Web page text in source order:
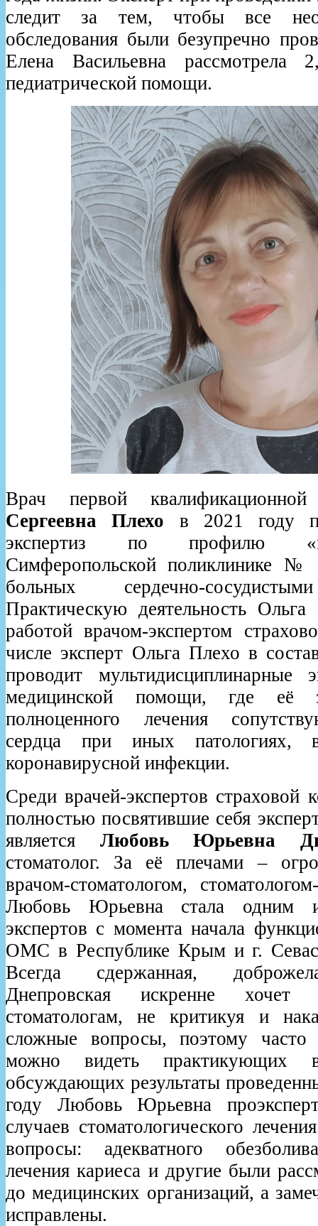
следит за тем, чтобы все
обследования были безупречно
Елена Васильевна рассмотрела
педиатрической помощи.
Врач первой
Сергеевна Плехо в 2021 году
экспертиз по профилю
Симферопольской поликлинике
больных сердечно-
Практическую деятельность
работой врачом-экспертом
числе эксперт Ольга Плехо в
проводит мультидисциплинарные
медицинской помощи, где её
полноценного лечения
сердца при иных
коронавирусной инфекции.
Среди врачей-экспертов страховой
полностью посвятившие себя
является Любовь Юрьевна
стоматолог. За её плечами –
врачом-стоматологом,
Любовь Юрьевна стала одним
экспертов с момента начала
ОМС в Республике Крым и г.
Всегда сдержанная,
Днепровская искренне хочет
стоматологам, не критикуя и
сложные вопросы, поэтому часто
можно видеть практикующих
обсуждающих результаты
году Любовь Юрьевна
случаев стоматологического
вопросы: адекватного
лечения кариеса и другие были
до медицинских организаций, а
исправлены.